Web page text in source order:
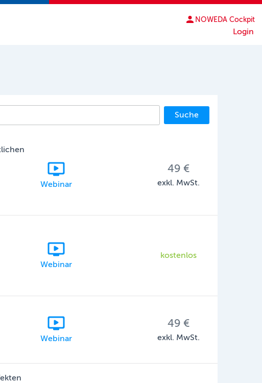
NOWEDA Cockpit
Login
Suche
Webinar
49 €
exkl. MwSt.
Webinar
kostenlos
Webinar
49 €
exkl. MwSt.